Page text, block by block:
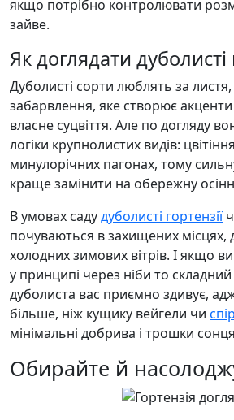
якщо потрібно контролювати
зайве.
Як доглядати дуболисті
Дуболисті сорти люблять за
забарвлення, яке створює
власне суцвіття. Але по догляду
логіки крупнолистих видів:
минулорічних пагонах, тому
краще замінити на обережну
В умовах садудуболисті гортензії
почуваються в захищених місцях,
холодних зимових вітрів. І якщо
у принципі через ніби то складний
дуболиста вас приємно здивує,
більше, ніж кущику вейгели чи
мінімальні добрива і трошки
Обирайте й